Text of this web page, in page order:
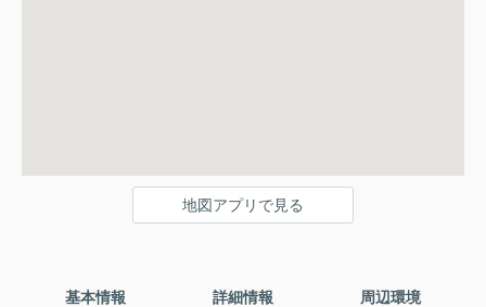
地図アプリで見る
基本情報 詳細情報 周辺環境